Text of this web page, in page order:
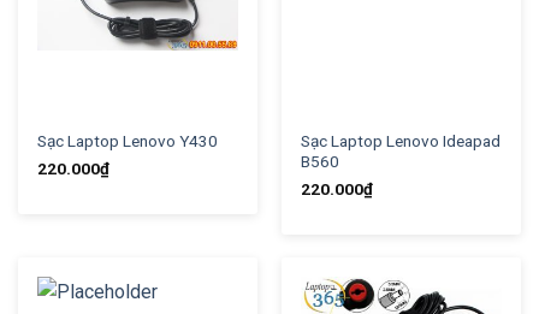
Sạc Laptop Lenovo Y430
220.000₫
Sạc Laptop Lenovo Ideapad
B560
220.000₫